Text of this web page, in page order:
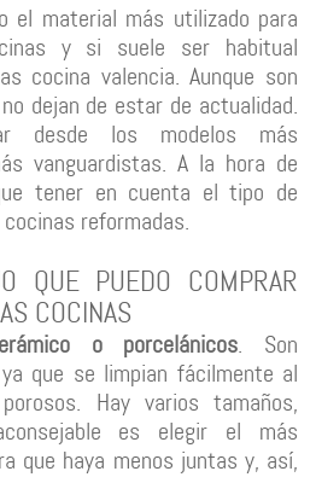
el material más utilizado para
y si suele ser habitual
cocina valencia. Aunque son
dejan de estar de actualidad.
desde los modelos más
vanguardistas. A la hora de
tener en cuenta el tipo de
reformadas.
QUE PUEDO COMPRAR
COCINAS
o porcelánicos. Son
que se limpian fácilmente al
Hay varios tamaños,
es elegir el más
que haya menos juntas y, así,